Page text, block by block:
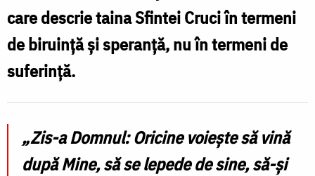
către
Cer
/
Foto:
Alexandru
Ștefănescu
care descrie taina Sfintei Cruci în termeni
de biruință și speranță, nu în termeni de
suferință.
„Zis-a Domnul:Oricine voieștesă vină
după Mine,să se lepedede sine,să-și